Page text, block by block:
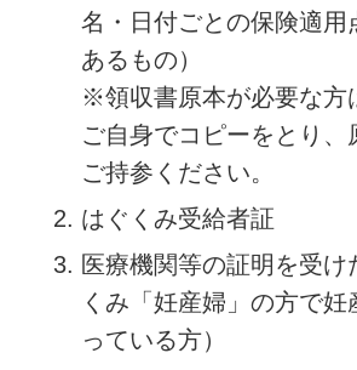
名・日付ごとの保険適用
あるもの）
※領収書原本が必要な方
ご自身でコピーをとり、
ご持参ください。
はぐくみ受給者証
医療機関等の証明を受け
くみ「妊産婦」の方で
っている方）